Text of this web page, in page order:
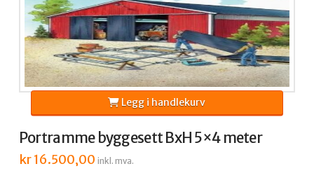
Portramme byggesett BxH 5×4 meter
kr16.500,00 inkl. mva.
Legg i handlekurv